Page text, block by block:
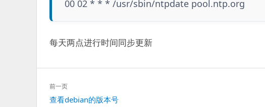
00 02 * * * /usr/sbin/ntpdate pool.ntp.org
每天两点进行时间同步更新
文
章
前一页
上
查看debian的版本号